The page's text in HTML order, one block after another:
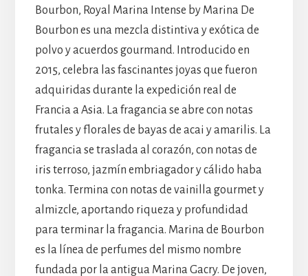
Bourbon, Royal Marina Intense by Marina De
Bourbon es una mezcla distintiva y exótica de
polvo y acuerdos gourmand. Introducido en
2015, celebra las fascinantes joyas que fueron
adquiridas durante la expedición real de
Francia a Asia. La fragancia se abre con notas
frutales y florales de bayas de acai y amarilis. La
fragancia se traslada al corazón, con notas de
iris terroso, jazmín embriagador y cálido haba
tonka. Termina con notas de vainilla gourmet y
almizcle, aportando riqueza y profundidad
para terminar la fragancia. Marina de Bourbon
es la línea de perfumes del mismo nombre
fundada por la antigua Marina Gacry. De joven,